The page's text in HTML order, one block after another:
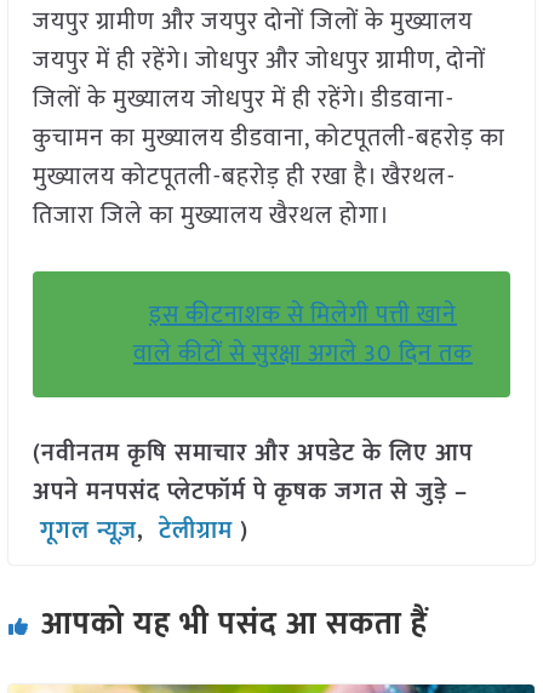
जयपुर ग्रामीण और जयपुर दोनों जिलों के मुख्यालय
जयपुर में ही रहेंगे। जोधपुर और जोधपुर ग्रामीण, दोनों
जिलों के मुख्यालय जोधपुर में ही रहेंगे। डीडवाना-
कुचामन का मुख्यालय डीडवाना, कोटपूतली-बहरोड़ का
मुख्यालय कोटपूतली-बहरोड़ ही रखा है। खैरथल-
तिजारा जिले का मुख्यालय खैरथल होगा।
इस कीटनाशक से मिलेगी पत्ती खाने
वाले कीटों से सुरक्षा अगले 30 दिन तक
(नवीनतम कृषि समाचार और अपडेट के लिए आप
अपने मनपसंद प्लेटफॉर्म पे कृषक जगत से जुड़े –
गूगल न्यूज़,टेलीग्राम )
आपको यह भी पसंद आ सकता हैं